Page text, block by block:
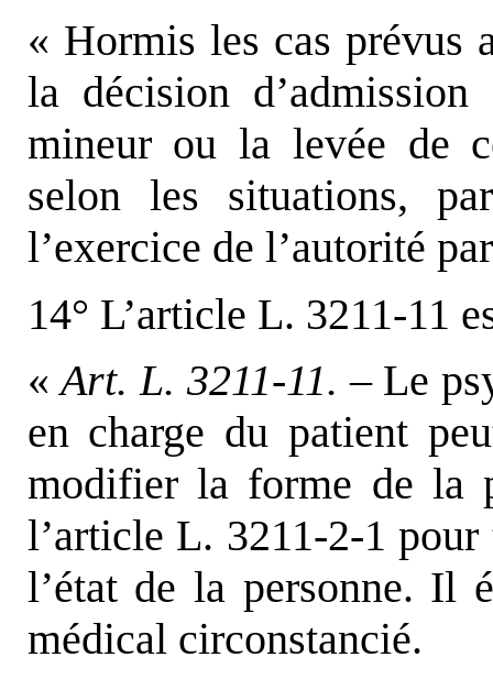
« Hormis les cas prévus
la décision
mineur ou la levée de
selon les situations,
l’exercice de l’autorité
14° L’article L. 3211-11
«Art. L. 3211-11. – Le
en charge du patient
modifier la forme de la
l’article L. 3211-2-1
l’état de la personne. Il
médical circonstancié.